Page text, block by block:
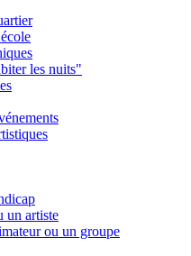
les nuits"
un artiste
ou un groupe